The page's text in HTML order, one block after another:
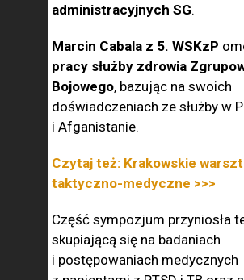
administracyjnych SG.
Marcin Cabala z 5. WSKzP
pracy służby zdrowia
Bojowego, bazując na swoich
doświadczeniach ze służby w
i Afganistanie.
Czytaj też: Krakowskie
taktyczno-medyczne >>>
Część sympozjum przyniosła
skupiającą się na badaniach
i postępowaniach medycznych